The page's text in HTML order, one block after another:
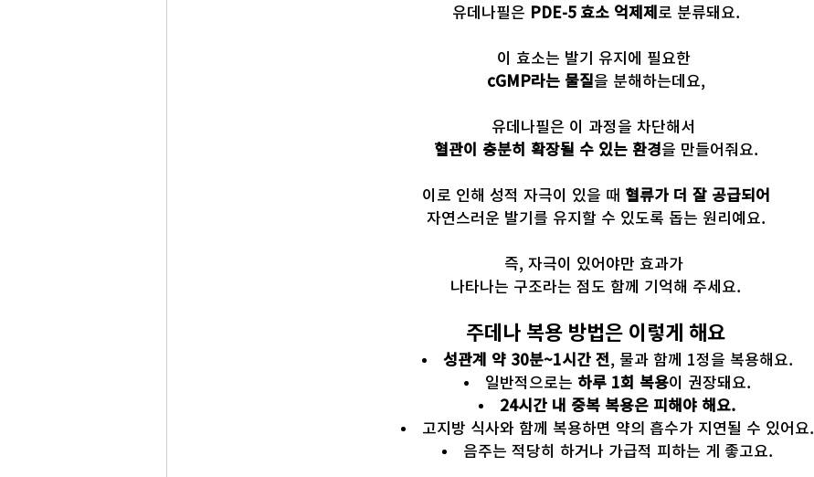
유데나필은 PDE-5 효소 억제제 로 분류돼요.
이 효소는 발기 유지에 필요한
cGMP라는 물질을 분해하는데요,
유데나필은 이 과정을 차단해서
혈관이 충분히 확장될 수 있는 환경을 만들어줘요.
이로 인해 성적 자극이 있을 때 혈류가 더 잘 공급되어
자연스러운 발기를 유지할 수 있도록 돕는 원리예요.
즉, 자극이 있어야만 효과가
나타나는 구조라는 점도 함께 기억해 주세요.
주데나 복용 방법은 이렇게 해요
성관계 약 30분~1시간 전, 물과 함께 1정을 복용해요.
일반적으로는 하루 1회 복용이 권장돼요.
24시간 내 중복 복용은 피해야 해요.
고지방 식사와 함께 복용하면 약의 흡수가 지연될 수 있어요.
음주는 적당히 하거나 가급적 피하는 게 좋고요.